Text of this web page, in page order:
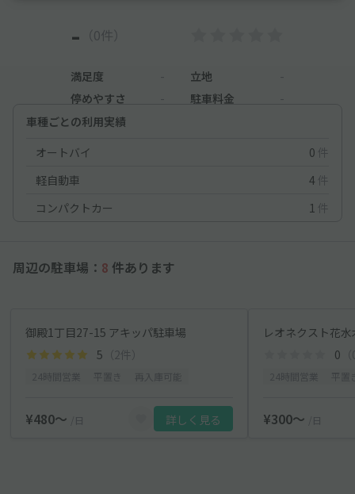
- （0件）
満足度 立地
停めやすさ
駐車料金
車種ごとの利用実績
オートバイ
0 件
軽自動車
4 件
コンパクトカー
1 件
周辺の駐車場： 8 件あります
御殿1丁目27-15 アキッパ駐車場
5 （2件）
¥480〜 /日 詳しく見る
レオネクスト花
0
¥300〜 /日